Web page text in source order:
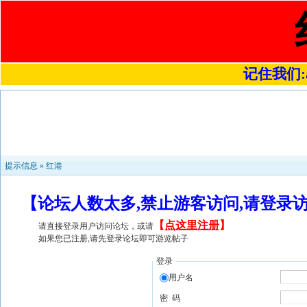
记住我们
提示信息 » 红港
【论坛人数太多,禁止游客访问,请登
请直接登录用户访问论坛，或请 【 点这里注册】
如果您已注册,请先登录论坛即可游览帖子
登录
用户名
密 码